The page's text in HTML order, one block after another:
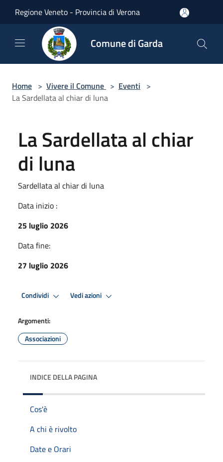
Regione Veneto - Provincia di Verona
Comune di Garda
Home > Vivere il Comune > Eventi >
La Sardellata al chiar di luna
La Sardellata al chiar
di luna
Sardellata al chiar di luna
Data inizio :
25 luglio 2026
Data fine:
27 luglio 2026
Condividi Vedi azioni
Argomenti:
Associazioni
INDICE DELLA PAGINA
Cos'è
A chi è rivolto
Date e Orari